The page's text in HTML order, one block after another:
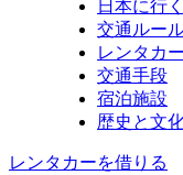
日本に行
交通ルー
レンタカ
交通手段
宿泊施設
歴史と文
レンタカーを借りる